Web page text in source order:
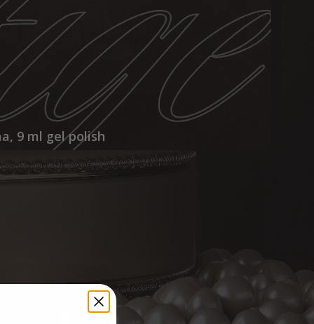
9 ml gel polish